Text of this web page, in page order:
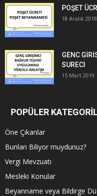
POŞET
18 Aralık 2018
GENC
SURECİ
15 Mart 2019
POPÜLER
Öne Çıkanlar
Bunları Biliyor muydunuz?
Vergi Mevzuatı
Mesleki Konular
Beyanname veya Bildirge